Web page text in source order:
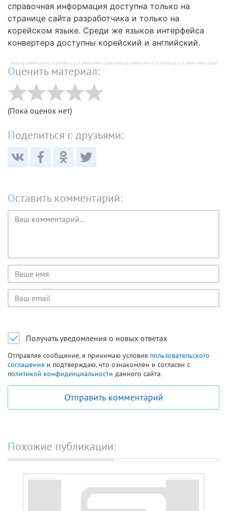
справочная информация доступна только на
странице сайта разработчика и только на
корейском языке. Среди же языков интерфейса
конвертера доступны корейский и английский.
Оценить материал:
(Пока оценок нет)
Поделиться с друзьями:
Оставить комментарий:
Текст
комментария
Имя
пользователя
Email
пользователя
Получать уведомления о новых ответах
Отправляя сообщение, я принимаю условия пользовательского
соглашения и подтверждаю, что ознакомлен и согласен с
политикой конфиденциальности данного сайта.
Отправить комментарий
Похожие публикации: